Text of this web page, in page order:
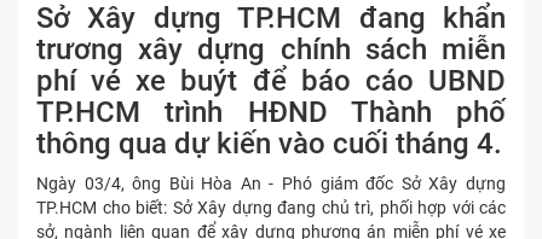
Sở Xây dựng TP.HCM đang khẩn
trương xây dựng chính sách miễn
phí vé xe buýt để báo cáo UBND
TP.HCM trình HĐND Thành phố
thông qua dự kiến vào cuối tháng 4.
Ngày 03/4, ông Bùi Hòa An - Phó giám đốc Sở Xây dựng
TP.HCM cho biết: Sở Xây dựng đang chủ trì, phối hợp với các
sở, ngành liên quan để xây dựng phương án miễn phí vé xe